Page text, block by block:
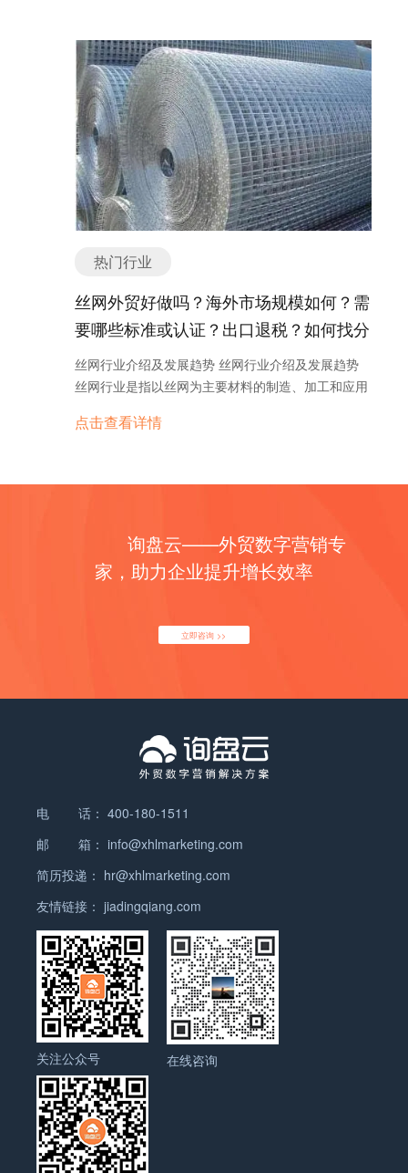
活应对市场变化，并不断调整和优化出口策略，以确
保在竞争激烈的环境中取得持续的出口增长。 电梯海
外市场规模如何？ 随着全球经济的发展和城市化进程
的加速，电梯作为现代化城市的重要设施之一，在海
外市场上得到了广泛应用。电梯在海外市场的规模庞
大且不断增长，具有巨大的发展潜力。 根据市场研究
机构的数据显示，全球电梯市场规模从2016年的约
1,500亿美元增长到2021年的约1,900亿美元。预计
到2026年，全球电梯市场规模将达到2,500亿美元以
长势头。 电梯在海外市场的需求主要来自于城市化进
规模的扩大，对于便捷交通工具的需求也越来越迫
切。电梯作为大楼中必备的垂直交通工具，为人们提
供了高效、安全、舒适的出行方式。 在一些发达国家
和地区，如美国、日本和欧洲国家，电梯的普及率已
经非常高。这些地区的城市化进程已经相对成熟，高
楼大厦和商业中心林立，因此对电梯的需求量也非常
好的环境。 而在一些新兴市场和发展中国家，电梯市
项目的兴建将进一步推动电梯市场的需求增长。此
外，随着经济的发展和人民生活水平的提高，对于舒
庞大且不断增长，具有广阔的发展前景。随着全球城
工具，广泛应用于各类高楼大厦、商场、住宅楼等场
所。随着城市化进程的加快，全球各国地区对电梯的
地区。 中国：作为全球最大的电梯市场，中国拥有众
多电梯制造企业，其产品远销世界各地。中国的电梯
争优势，因此中国电梯在国际市场上颇受欢迎。 日
本：日本是电梯技术的先进国家之一，其电梯制造商
国际市场上有很高的市场份额，尤其在高端市场上表
现出色。 德国：德国的电梯制造商以其高度精密的工
艺和优质的制造质量而闻名。德国电梯在全球市场上
享有很高的声誉，尤其在欧洲市场上占据重要地位。
意大利：意大利的电梯制造商以其独特的设计风格和
精湛的工艺而闻名。意大利电梯在国际市场上备受瞩
目，其产品在艺术性和功能性上兼具优势。 韩国：韩
国的电梯制造商在技术创新和产品质量方面有着显著
的发展。韩国电梯在亚洲市场上具有一定的竞争力，
尤其在中低端市场上表现出色。 除了上述国家和地区
外，美国、法国、瑞典、荷兰等国家也是电梯的主要
而且，宠物用品属于轻便易运输的商品，运输成本相
对较低，有利于出口贸易。 此外，宠物用品的出口贸
易受到政策支持。许多国家对宠物用品的进口有一定
的减税政策，使得出口宠物用品的成本更低，利润更
高。同时，一些国家还对宠物用品的质量和安全进行
严格监管，这为出口商提供了一个良好的市场准入机
会。 然而，宠物用品的出口也存在一些挑战。首先，
市场竞争激烈。宠物用品市场已经成为一个竞争激烈
的行业，许多国家和地区都有自己的宠物用品生产
商，竞争非常激烈。出口商需要具备独特的产品特点
和竞争优势，才能在市场中脱颖而出。 其次，质量和
安全问题需要重视。宠物用品涉及到宠物的健康和安
全，因此质量问题非常重要。出口商需要严格控制产
品质量，确保符合国际标准和相关法律法规，以避免
质量问题对出口业务的影响。 总的来说，宠物用品的
外贸形势非常乐观，出口市场前景广阔。但是出口商
场竞争中立于不败之地。 宠物用品海外市场规模如
欧洲和北美地区是全球宠物用品市场的主要消费者。
在这些地区，宠物饲料、宠物玩具、宠物保健品等各
类宠物用品的销售额持续增长。人们对宠物的关爱和
地区的宠物用品市场也呈现出快速增长的趋势。随着
亚洲国家经济的发展和人们生活水平的提高，越来越
中东地区的宠物用品市场也在逐渐兴起。这些地区的
宠物养殖业和宠物用品市场正在迅速发展，各类宠物
用品的需求量也在不断增加。 总体而言，宠物用品海
和需求的增加，宠物用品行业将继续迎来更加广阔的
市场空间。对于宠物用品生产商和销售商来说，抓住
海外市场的机遇，扩大市场份额将是一个明智的选
择。 宠物用品主要出口国家地区： 1. 美国：作为全
球最大的宠物用品市场，美国是宠物用品出口的主要
目的地之一。美国消费者对宠物用品的需求量大，市
场规模庞大，因此对于出口商来说，将产品出口至美
国市场是一个非常有吸引力的选择。 2.…
衣类：这包括睡衣、睡裤等。睡衣类服装通常用于睡
眠时的舒适和轻松。 6. 泳装类：这包括比基尼、泳
裤、泳帽等。泳装通常用于游泳和沙滩活动。 7. 职
业装类：这包括西装、套装、制服等。职业装通常用
于正式场合，展示专业和商务形象。 8. 民族服装
类：这包括传统民族服装，如汉服、和服、韩服等。
民族服装通常用于特定的文化和传统庆典。 9. 着装
配件类：这包括帽子、围巾、手套、领带、皮带等。
着装配件通常用于补充服装，并增加风格和个性。 以
上仅是一些常见的服装产品分类，随着时尚的不断发
展和变化，还会有更多新的分类或种类出现。不同的
时尚、舒适和个性的追求。 如有任何问题，欢迎微信
联系我们。 服装外贸形势如何？出口是否好做？ 这
业一直面临着一些挑战和变化。然而，尽管存在一些
困难，出口服装仍然是一个具有巨大潜力的市场。 首
先，我们来看一下服装外贸的形势。随着全球化的不
断推进，服装行业已经成为全球贸易中最重要的部分
值得注意的是，服装外贸行业也面临着一些挑战。首
先，市场竞争激烈。全球各国都在争夺服装出口市场
份额，价格竞争非常激烈。此外，一些发达国家对进
带来了一定的压力。 尽管如此，出口服装仍然是一个
兴市场和发展中国家，人们对时尚和品牌的需求越来
供了更多的机会。通过电商平台，服装企业可以更便
捷地与全球买家进行贸易，打开更广阔的市场。 当
然，要在服装外贸市场取得成功并不容易。企业需要
具备一定的竞争力和优势。首先，产品质量和设计是
计和高品质的产品才能吸引消费者的关注。其次，企
业需要具备灵活的供应链和生产能力，以适应快速变
场营销，提升产品在全球市场的知名度和竞争力。 综
上所述，服装外贸虽然面临一些挑战，但仍然是一个
具有巨大潜力的市场。通过提高产品质量、加强设计
能力、拓展市场渠道等方式，企业可以在服装出口领
域取得成功。随着全球经济的发展和消费水平的提
高，服装外贸市场将继续保持增长势头。 服装海外市
场规模如何？…
为了行业的研发重点。 总之，玻璃制品行业在多个领
域都有广阔的市场需求，并且在技术创新和环保要求
的推动下，将继续迎来发展机遇。 玻璃制品的分类：
1. 容器类玻璃制品：如玻璃瓶、玻璃罐、玻璃壶等。
这类产品主要用于储存食品、药品、化妆品等物品，
具有防腐、透明、耐高温等特点。 2. 器皿类玻璃制
品：如玻璃碗、玻璃杯、玻璃盘等。这类产品主要用
于餐饮、厨房等场合，具有耐热、易清洗、美观等特
点。 3. 建筑类玻璃制品：如建筑玻璃、玻璃幕墙、
隔热、采光等特点。 4. 装饰类玻璃制品：如玻璃花
装饰，具有美观、独特等特点。 5. 仪器类玻璃制
品：如实验室玻璃器皿、医疗玻璃器械等。这类产品
等特点。 6. 工艺类玻璃制品：如玻璃饰品、玻璃工
艺品等。这类产品主要用于礼品、装饰等场合，具有
精美、独特等特点。 除了以上主要分类外，还有一些
不断增加，各种新型的玻璃制品也在不断涌现。 如有
发展和人们对高品质玻璃制品的需求增加，玻璃制品
的出口市场逐渐扩大。特别是在建筑、家居装饰、汽
战。首先，国际贸易政策的变化可能会对出口造成一
需要企业具备高质量、创新性和竞争力的产品。此
要求也在不断提高，企业需要满足相关标准和认证。
尽管面临一些挑战，玻璃制品的出口仍然有较大的发
施： 1. 提高产品质量和创新能力：通过不断改进产
时，注重研发创新，推出符合市场需求的新产品。 2.
开展市场调研和推广：了解目标市场的需求和趋势，
制定适合的市场推广策略。参加国际展览会、商务考
机会。 3. 关注环保和可持续发展：适应国际市场对
环保和可持续发展的要求，采用环保材料和技术，提
供符合相关标准的产品。 4. 加强品牌建设：通过品
牌宣传和市场推广，提升企业的知名度和声誉。建立
良好的品牌形象，增强产品竞争力。 总而言之，玻璃
制品的外贸形势较好，但也需要企业不断提升产品质
量和创新能力，积极开拓市场，关注环保和可持续发
展，才能在激烈的竞争中获得更多的出口机会。 玻璃
制品在海外市场具有巨大的规模和潜力 在建筑领域，
玻璃制品被广泛用于大型商业建筑、办公楼、公共设
施等。透明度、强度和隔热性能成为选购玻璃制品的
更是成为了一个巨大的市场。无论是汽车厂商、汽车
维修店还是个人车主，都需要购买和更换汽车配件来
保持车辆的正常运行。 其次，汽车配件行业的供应链
体系日益完善。随着汽车制造技术的不断进步，汽车
配件的种类和质量要求也在不断提高。为了满足市场
需求，汽车配件制造商和供应商加大了研发和生产的
投入，并建立了更加完善的供应链体系，以确保配件
的质量、交货周期和售后服务。 再次，汽车配件行业
的发展趋势呈现出多元化和智能化的特点。随着新能
配件行业也在不断创新和更新。例如，电动汽车的充
电设备、智能驾驶系统的传感器等，都是新兴的汽车
配件市场。同时，随着互联网和物联网技术的普及，
越来越多的汽车配件开始具备智能化功能，为车辆的
安全和便利提供了更多的选择。 最后，汽车配件行业
的竞争也在不断加剧。随着市场的竞争日益激烈，汽
成本，并加强品牌建设和市场营销，以获取更多的市
车配件行业有着广阔的市场前景和发展空间。同时，
断创新和提升自身的竞争力，才能在激烈的市场竞争
中脱颖而出。 汽车配件的产品主要分类或种类有以下
几类： 1. 发动机部件：包括活塞、曲轴、气门、气
用于控制车辆的刹车效果。 3. 悬挂系统部件：包括
机等，用于提供电力供应和启动车辆。 6. 冷却系统
部件：包括水泵、散热器、风扇等，用于保持发动机
点火线圈、点火开关等，用于点火启动发动机。 8.
空调系统部件：包括压缩机、冷凝器、蒸发器等，用
括燃油泵、喷油嘴、燃油滤清器等，用于提供燃油供
应和燃烧效果。 10. 车身外观部件：包括车灯、车
镜、雨刷、车身外壳等，用于车辆外观和安全。 以上
是汽车配件的主要分类或种类，不同类型的汽车配件
在车辆的正常运行和维护中起着重要的作用。 如有任
何问题，欢迎微信联系我们。 汽车配件外贸形势 汽
车配件外贸形势目前较为稳定，出口市场前景良好。
随着全球经济的发展和交通工具的普及，汽车配件需
求量逐渐增长，为外贸提供了广阔的发展空间。 首
先，汽车配件产业的全球化趋势明显。随着跨国汽车
制造商的不断扩张和合作，汽车配件供应链也日益国
际化。许多国家和地区都有自己的优势产能，形成了
一个相互依赖和合作的全球供应网络。这为汽车配件
的出口提供了广阔的机遇。 其次，汽车配件市场竞争
热门行业
丝网外贸好做吗？海外市场规模如何？需
要哪些标准或认证？出口退税？如何找分
销商或客户？
丝网行业介绍及发展趋势 丝网行业介绍及发展趋势
丝网行业是指以丝网为主要材料的制造、加工和应用
材料，具有透气性、过滤性、隔离性等特点，广泛应
景和技术要求。 丝网行业的发展趋势主要包括以下几
个方面： 1. 技术创新：随着科技的进步，丝网行业
也在不断进行技术创新。例如，利用新型材料和制造
过滤效果和使用寿命。 2. 自动化生产：随着机器人
技术的发展，丝网制造过程中的一些重复性劳动可以
如，采用可再生材料制造丝网，减少资源消耗和废弃
物的产生。 4. 多元化应用：丝网行业不断拓展应用
领域，不仅可以应用于传统的建筑、化工、食品等行
域，满足不同行业对丝网的需求。 5. 国际化发展：
丝网行业在全球范围内都有市场需求，随着中国制造
业的崛起，中国的丝网行业也在不断发展。丝网企业
之，丝网行业具有广阔的发展前景，随着技术的不断
进步和市场需求的扩大，丝网行业将继续发展壮大。
丝网企业要密切关注行业动态，不断创新，提高产品
质量和技术水平，适应市场需求的变化，实现可持续
发展。 丝网产品主要分类或种类有哪些？ 丝网产品
主要分类或种类有哪些？ 丝网是一种由金属丝或塑料
丝编织而成的网状材料，广泛应用于工业、建筑、农
业、家居等领域。根据不同的用途和材料，丝网产品
可以分为以下几个主要分类或种类： 1. 纱网：纱网
是最常见的丝网产品之一，也是最基础的种类。它由
金属丝或塑料丝编织而成，可以用于筛网、过滤器、
围栏、养殖网等多种用途。 2. 钢丝网：钢丝网是一
点击查看详情
询盘云——外贸数字营销专
家，助力企业提升增长效率
立即咨询 >>
电 话： 400-180-1511
邮 箱： info@xhlmarketing.com
简历投递： hr@xhlmarketing.com
友情链接： jiadingqiang.com
关注公众号 在线咨询